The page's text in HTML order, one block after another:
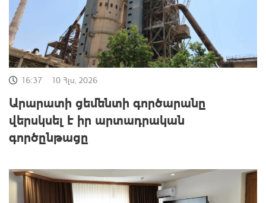
16:37 10 Հլս, 2026
Արարատի ցեմենտի գործարանը
վերսկսել է իր արտադրական
գործընթացը